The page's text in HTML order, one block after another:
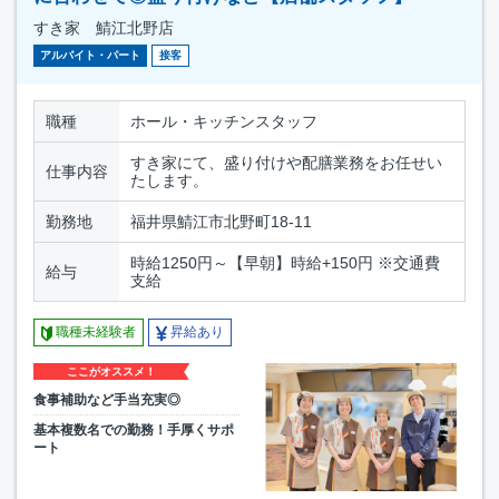
すき家 鯖江北野店
アルバイト・パート 接客
職種 ホール・キッチンスタッフ
仕事内容
すき家にて、盛り付けや配膳業務をお任せい
たします。
勤務地 福井県鯖江市北野町18-11
給与
時給1250円～【早朝】時給+150円 ※交通費
支給
職種未経験者 昇給あり
ここがオススメ！
食事補助など手当充実◎
基本複数名での勤務！手厚くサポ
ート